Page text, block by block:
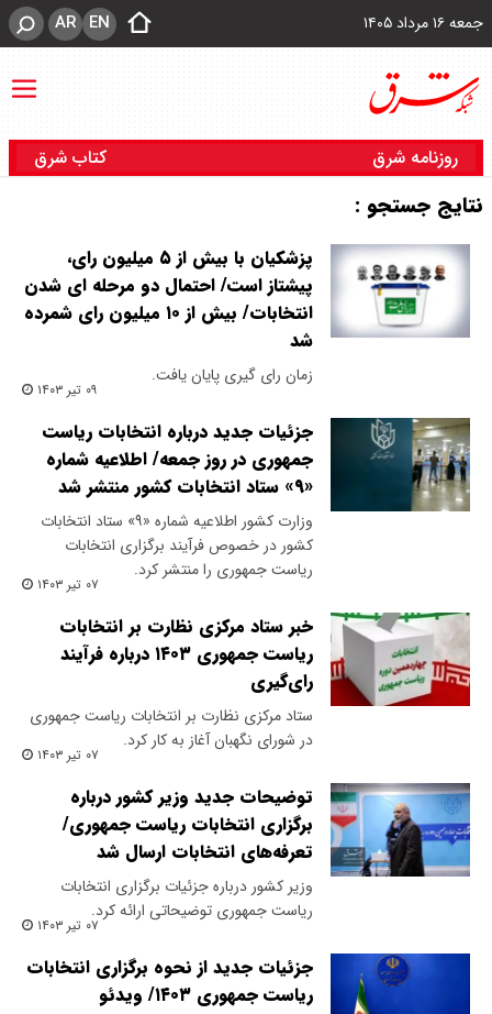
جمعه ۱۶ مرداد ۱۴۰۵ EN
AR
روزنامه شرق کتاب شرق
نتایج جستجو :
پزشکیان با بیش از ۵ میلیون رای،
پیشتاز است/ احتمال دو مرحله ای شدن
انتخابات/ بیش از ۱۰ میلیون رای شمرده
شد
زمان رای گیری پایان یافت.
۰۹ تیر ۱۴۰۳
جزئیات جدید درباره انتخابات ریاست
جمهوری در روز جمعه/ اطلاعیه شماره
«۹» ستاد انتخابات کشور منتشر شد
وزارت کشور اطلاعیه شماره «۹» ستاد انتخابات
کشور در خصوص فرآیند برگزاری انتخابات
ریاست جمهوری را منتشر کرد.
۰۷ تیر ۱۴۰۳
خبر ستاد مرکزی نظارت بر انتخابات
ریاست‌ جمهوری ۱۴۰۳ درباره فرآیند
رای‌گیری
ستاد مرکزی نظارت بر انتخابات ریاست‌ جمهوری
در شورای نگهبان آغاز به کار کرد.
۰۷ تیر ۱۴۰۳
توضیحات جدید وزیر کشور درباره
برگزاری انتخابات ریاست جمهوری/
تعرفه‌های انتخابات ارسال شد
وزیر کشور درباره جزئیات برگزاری انتخابات
ریاست جمهوری توضیحاتی ارائه کرد.
۰۷ تیر ۱۴۰۳
جزئیات جدید از نحوه برگزاری انتخابات
ریاست جمهوری ۱۴۰۳/ ویدئو